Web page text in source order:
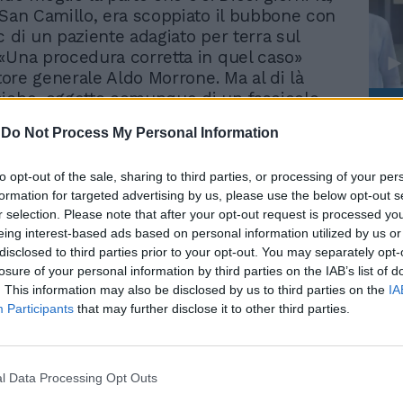
Do Not Process My Personal Information
opt-out of the sale, sharing to third parties, or processing of your
for targeted advertising by us, please use the below opt-out
selection. Please note that after your opt-out request is processed
interest-based ads based on personal information utilized by us
to third parties prior to your opt-out. You may separately
of your personal information by third parties on the IAB’s list of
This information may also be disclosed by us to third parties on the
Participants that may further disclose it to other third parties.
Data Processing Opt Outs
Camillo, era scoppiato il bubbone con
di un paziente adagiato per terra sul
procedura corretta in quel caso»
generale Aldo Morrone. Ma al di là
oggetto comunque di un fascicolo
volta al San Camillo Forlanini - i
azienda ospedaliera romana ci sono.
la deliberazione 0255 del 20
giorni fa, che ammette «la grave difficoltà
causata anche da una degenza media
di 1-2 punti alla media regionale» e
impropri». Nello stesso documento si
preliminare» per il
alla ribalta. «È di agosto -
Il progetto dell'architetto
Rudy Giuliani a Come States?
americana